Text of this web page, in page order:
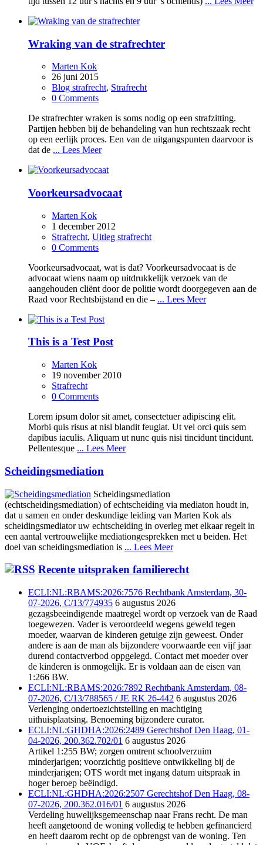
Wraking van de strafrechter
Marten Kok
26 juni 2015
Blog strafrecht, Strafrecht
0 Comments
De strafrechter wraken is soms nodig op een strafzitting.
Partijen hebben bij de behandeling van hun rechtszaak recht
op een eerlijk proces. Een van de uitgangspunten daarvoor is
dat de ... Lees Meer
Voorkeursadvocaat
Marten Kok
1 december 2012
Strafrecht, Uitleg strafrecht
0 Comments
Voorkeursadvocaat, wat is dat? Voorkeursadvocaat is de
advocaat wiens naam op uitdrukkelijk verzoek van de
aangehouden cliënt door de politie wordt doorgegeven aan de
Raad voor Rechtsbijstand en die – ... Lees Meer
This is a Test Post
Marten Kok
19 november 2010
Strafrecht
0 Comments
Lorem ipsum dolor sit amet, consectetuer adipiscing elit.
Morbi quis risus at nisl blandit feugiat. Ut vel orci quis sem
dapibus iaculis. Aliquam ut nunc quis nisi tincidunt tincidunt.
Pellentesque ... Lees Meer
Scheidingsmediation
Scheidingsmediation
(echtscheidingsmediation) of echtscheiding via mediaton houdt in,
dat u samen en onder deskundige leiding van Marten Kok als
scheidingsmediator uw echtscheiding in overleg met elkaar regelt in
een aantal vertrouwelijke mediationgesprekken met u beiden. Het
doel van scheidingsmediation is ... Lees Meer
Recente uitspraken familierecht
ECLI:NL:RBAMS:2026:7576 Rechtbank Amsterdam, 30-
07-2026, C/13/774935 6 augustus 2026
gezagsbeeindigende maatregel wordt op verzoek van de Raad
toegewezen. Vader is veroordeeld wegens geweld tegen
moeder, waarvan de kinderen getuige zijn geweest. Onder
andere is aan de man als bijzondere voorwaarde een vijf jaar
durend contactverbod oppgelegd. Contact met moeder over
de kinderen is onmogelijk. Er is voldaan aan de eisen van
1:266 BW.
ECLI:NL:RBAMS:2026:7892 Rechtbank Amsterdam, 08-
07-2026, C/13/788565 / JE RK 26-442 6 augustus 2026
Verlenging ondertoezichtstelling en machtiging
uithuisplaatsing. Benoeming bijzondere curator.
ECLI:NL:GHDHA:2026:2489 Gerechtshof Den Haag, 01-
04-2026, 200.362.702/01 6 augustus 2026
Artikel 1:255 BW; zorgen omtrent schoolverzuim
minderjarigen; voorzichtig positieve ontwikkeling bij de
minderjarigen; OTS wordt met ingang datum uitspraak in
hoger beroep beëindigd.
ECLI:NL:GHDHA:2026:2507 Gerechtshof Den Haag, 08-
07-2026, 200.362.016/01 6 augustus 2026
Verdeling huwelijksgemeenschap naar Frans recht. De man
heeft aangetoond de woning volledig te hebben gefinancierd
en heeft daarom recht op de opbrengst van de woning. Ten